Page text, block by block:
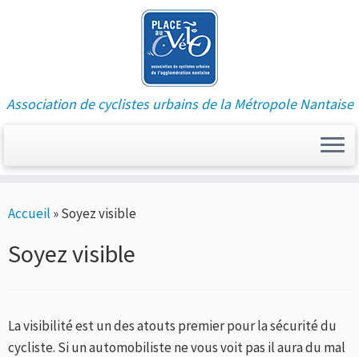
au
Association de cyclistes urbains de la Métropole Nantaise
Accueil »Soyez visible
Soyez visible
La visibilité est un des atouts premier pour la sécurité du
cycliste. Si un automobiliste ne vous voit pas il aura du mal